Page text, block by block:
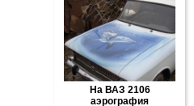
На ВАЗ 2106
аэрография